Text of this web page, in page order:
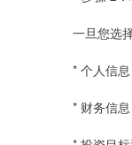
一旦您选
* 个人信
* 财务信息